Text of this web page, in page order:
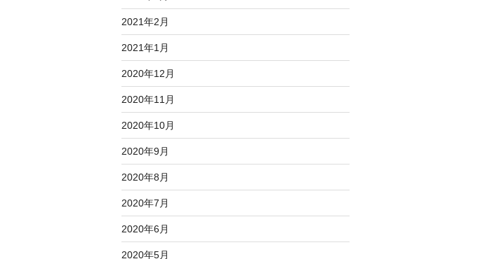
2021年2月
2021年1月
2020年12月
2020年11月
2020年10月
2020年9月
2020年8月
2020年7月
2020年6月
2020年5月